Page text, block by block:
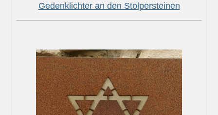
Gedenklichter an den Stolpersteinen